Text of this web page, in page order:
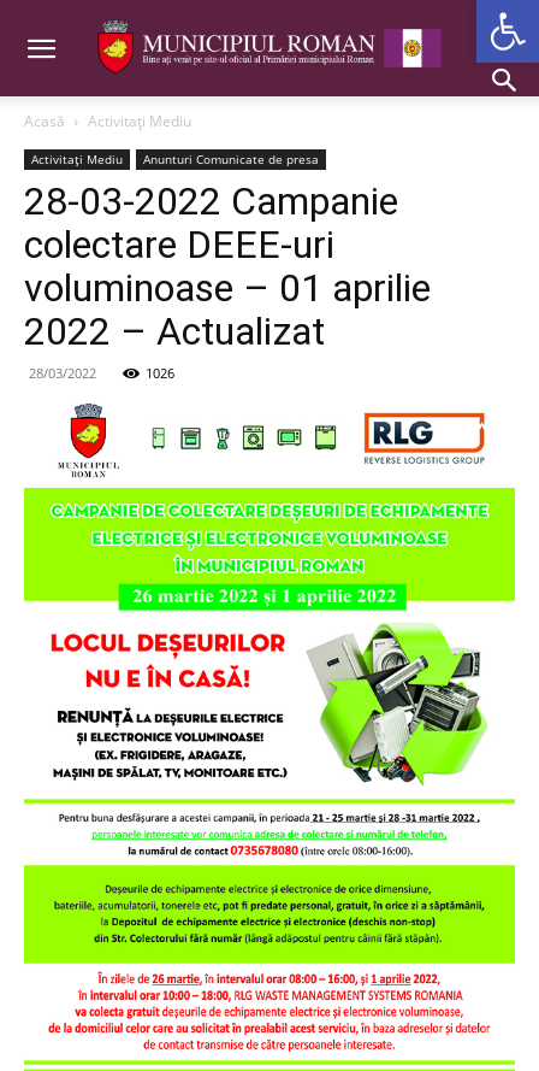
Acasă Activitaţi Mediu
Activitaţi Mediu Anunturi Comunicate de presa
28-03-2022 Campanie
colectare DEEE-uri
voluminoase – 01 aprilie
2022 – Actualizat
28/03/2022 1026